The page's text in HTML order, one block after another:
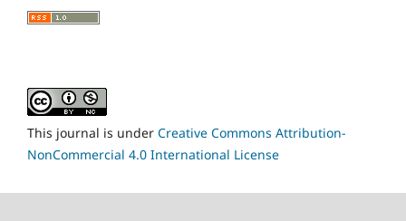
This journal is under Creative Commons Attribution-
NonCommercial 4.0 International License